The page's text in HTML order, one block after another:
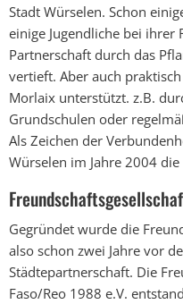
Stadt Würselen. Schon
einige Jugendliche bei ihrer
Partnerschaft durch das
vertieft. Aber auch
Morlaix unterstützt. z.B.
Grundschulen oder
Als Zeichen der
Würselen im Jahre 2004 die
Gegründet wurde die
also schon zwei Jahre vor
Städtepartnerschaft. Die
Faso/Reo 1988 e.V.